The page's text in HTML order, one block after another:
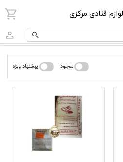
لوازم قنادی مرکزی
موجود پیشنهاد ویژه